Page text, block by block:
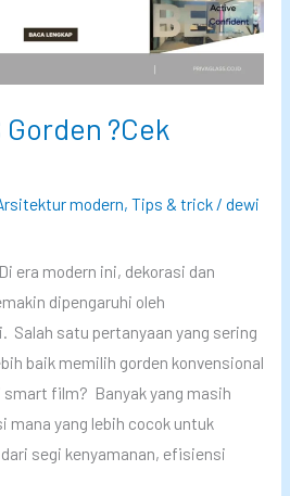
?Cek
modern, Tips & trick/ dewi
era modern ini, dekorasi dan
dipengaruhi oleh
Salah satu pertanyaan yang sering
baik memilih gorden konvensional
smart film? Banyak yang masih
mana yang lebih cocok untuk
segi kenyamanan, efisiensi